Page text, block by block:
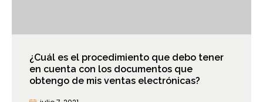
¿Cuál es el procedimiento que debo tener
en cuenta con los documentos que
obtengo de mis ventas electrónicas?